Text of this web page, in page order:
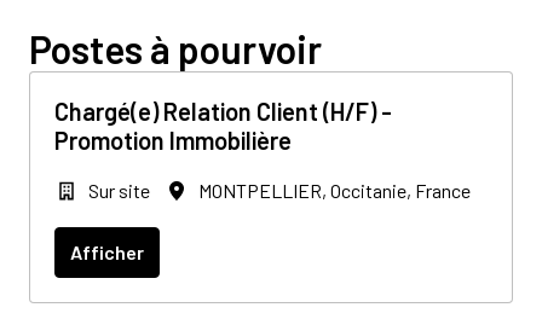
Postes à pourvoir
Chargé(e) Relation Client (H/F) -
Promotion Immobilière
Sur site MONTPELLIER, Occitanie, France
Afficher